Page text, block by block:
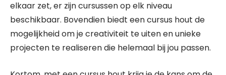
elkaar zet, er zijn cursussen op elk niveau
beschikbaar. Bovendien biedt een cursus hout de
mogelijkheid om je creativiteit te uiten en unieke
projecten te realiseren die helemaal bij jou passen.